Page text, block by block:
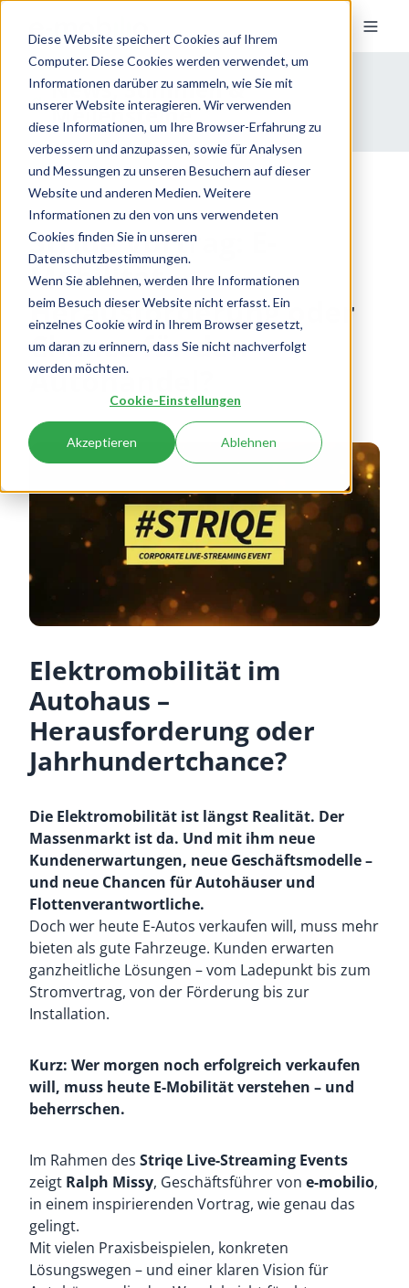
Diese Website speichert Cookies auf Ihrem
Computer. Diese Cookies werden verwendet, um
Informationen darüber zu sammeln, wie Sie mit
unserer Website interagieren. Wir verwenden
diese Informationen, um Ihre Browser-Erfahrung zu
verbessern und anzupassen, sowie für Analysen
und Messungen zu unseren Besuchern auf dieser
Website und anderen Medien. Weitere
Informationen zu den von uns verwendeten
Cookies finden Sie in unseren
Datenschutzbestimmungen.
Wenn Sie ablehnen, werden Ihre Informationen
beim Besuch dieser Website nicht erfasst. Ein
einzelnes Cookie wird in Ihrem Browser gesetzt,
um daran zu erinnern, dass Sie nicht nachverfolgt
werden möchten.
Cookie-Einstellungen
Akzeptieren Ablehnen
News, Stimmen &
Meilensteine
Striqe Vortrag: E-
Mobilität
Herausforderung oder
Chance für den
Autohandel?
Elektromobilität im
Autohaus –
Herausforderung oder
Jahrhundertchance?
Die Elektromobilität ist längst Realität. Der
Massenmarkt ist da. Und mit ihm neue
Kundenerwartungen, neue Geschäftsmodelle –
und neue Chancen für Autohäuser und
Flottenverantwortliche.
Doch wer heute E-Autos verkaufen will, muss mehr
bieten als gute Fahrzeuge. Kunden erwarten
ganzheitliche Lösungen – vom Ladepunkt bis zum
Stromvertrag, von der Förderung bis zur
Installation.
Kurz: Wer morgen noch erfolgreich verkaufen
will, muss heute E-Mobilität verstehen – und
beherrschen.
Im Rahmen des Striqe Live-Streaming Events
zeigt Ralph Missy, Geschäftsführer von e-mobilio,
in einem inspirierenden Vortrag, wie genau das
gelingt.
Mit vielen Praxisbeispielen, konkreten
Lösungswegen – und einer klaren Vision für